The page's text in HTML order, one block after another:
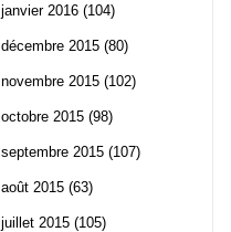
janvier 2016 (104)
décembre 2015 (80)
novembre 2015 (102)
octobre 2015 (98)
septembre 2015 (107)
août 2015 (63)
juillet 2015 (105)